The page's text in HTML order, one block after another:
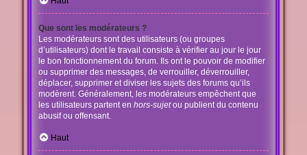
Que sont les modérateurs ?
Les modérateurs sont des utilisateurs (ou groupes
d’utilisateurs) dont le travail consiste à vérifier au jour le jour
le bon fonctionnement du forum. Ils ont le pouvoir de modifier
ou supprimer des messages, de verrouiller, déverrouiller,
déplacer, supprimer et diviser les sujets des forums qu’ils
modèrent. Généralement, les modérateurs empêchent que
les utilisateurs partent en hors-sujetou publient du contenu
abusif ou offensant.
Haut